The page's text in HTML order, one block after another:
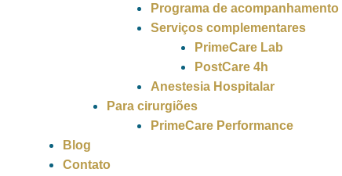
Programa de acompanhamento
Serviços complementares
PrimeCare Lab
PostCare 4h
Anestesia Hospitalar
Para cirurgiões
PrimeCare Performance
Blog
Contato